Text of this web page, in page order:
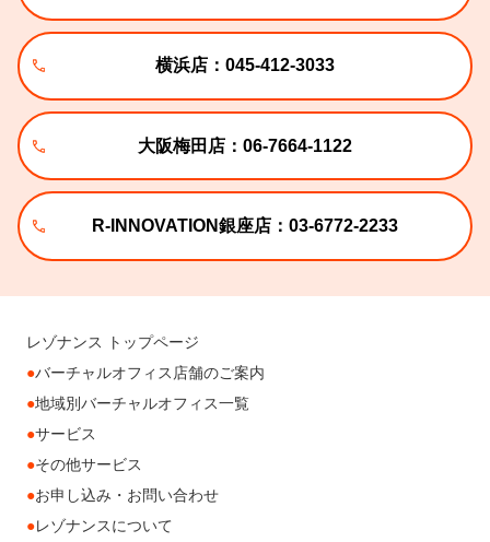
横浜店：045-412-3033
大阪梅田店：06-7664-1122
R-INNOVATION銀座店：03-6772-2233
レゾナンス トップページ
バーチャルオフィス店舗のご案内
地域別バーチャルオフィス一覧
サービス
その他サービス
お申し込み・お問い合わせ
レゾナンスについて